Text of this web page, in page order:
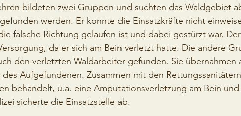
bildeten zwei Gruppen und suchten das Waldgebiet
werden. Er konnte die Einsatzkräfte nicht
falsche Richtung gelaufen ist und dabei gestürzt war.
da er sich am Bein verletzt hatte. Die andere
den verletzten Waldarbeiter gefunden. Sie übernahmen
Aufgefundenen. Zusammen mit den
behandelt, u.a. eine Amputationsverletzung am Bein
sicherte die Einsatzstelle ab.